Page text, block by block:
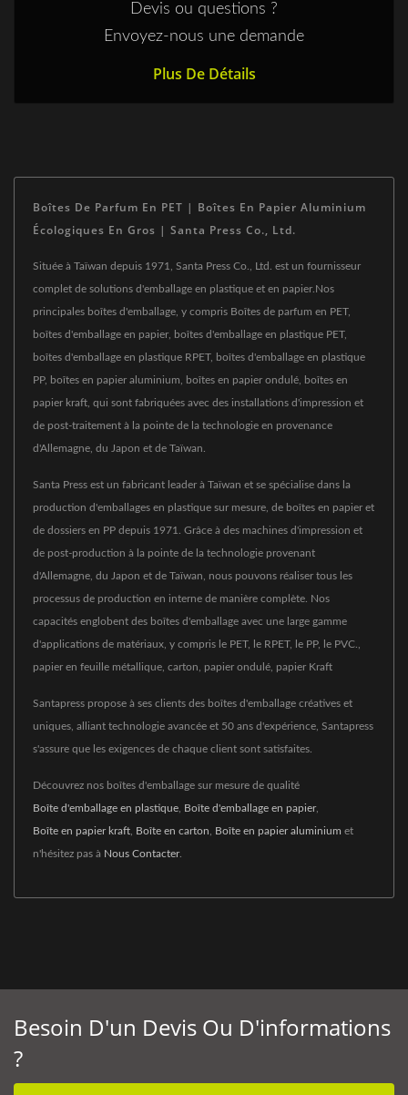
Devis ou questions ?
Envoyez-nous une demande
Plus De Détails
Boîtes De Parfum En PET | Boîtes En Papier Aluminium
Écologiques En Gros | Santa Press Co., Ltd.
Située à Taïwan depuis 1971, Santa Press Co., Ltd. est un fournisseur
complet de solutions d'emballage en plastique et en papier.Nos
principales boîtes d'emballage, y compris Boîtes de parfum en PET,
boîtes d'emballage en papier, boîtes d'emballage en plastique PET,
boîtes d'emballage en plastique RPET, boîtes d'emballage en plastique
PP, boîtes en papier aluminium, boîtes en papier ondulé, boîtes en
papier kraft, qui sont fabriquées avec des installations d'impression et
de post-traitement à la pointe de la technologie en provenance
d'Allemagne, du Japon et de Taïwan.
Santa Press est un fabricant leader à Taïwan et se spécialise dans la
production d'emballages en plastique sur mesure, de boîtes en papier et
de dossiers en PP depuis 1971. Grâce à des machines d'impression et
de post-production à la pointe de la technologie provenant
d'Allemagne, du Japon et de Taïwan, nous pouvons réaliser tous les
processus de production en interne de manière complète. Nos
capacités englobent des boîtes d'emballage avec une large gamme
d'applications de matériaux, y compris le PET, le RPET, le PP, le PVC.,
papier en feuille métallique, carton, papier ondulé, papier Kraft
Santapress propose à ses clients des boîtes d'emballage créatives et
uniques, alliant technologie avancée et 50 ans d'expérience, Santapress
s'assure que les exigences de chaque client sont satisfaites.
Découvrez nos boîtes d'emballage sur mesure de qualité
Boîte d'emballage en plastique Boîte d'emballage en papier,
Boîte en papier kraft Boîte en carton Boîte en papier aluminium et
n'hésitez pas à Nous Contacter.
Besoin D'un Devis Ou D'informations
?